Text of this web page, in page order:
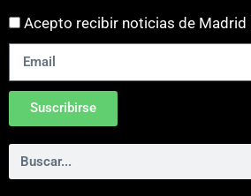
Acepto recibir noticias de Madrid
Suscribirse